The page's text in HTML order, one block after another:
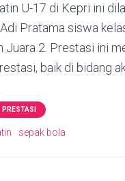
U-17 di Kepri ini
Pratama siswa
Juara 2. Prestasi ini
baik di bidang
PRESTASI
sepak bola